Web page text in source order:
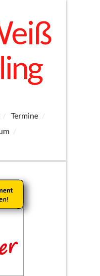
Termine